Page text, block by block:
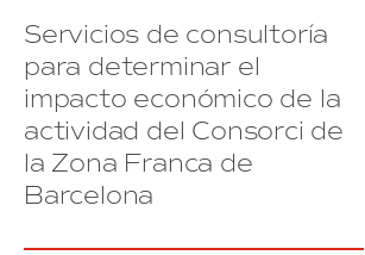
Prat
en
régimen
de
compraventa
condicionada
al
cumplimiento
de
obligaciones
Servicios de consultoría
para determinar el
impacto económico de la
actividad del Consorci de
la Zona Franca de
Barcelona
en
ámbito
de
los
Sectores
10
y
de
del